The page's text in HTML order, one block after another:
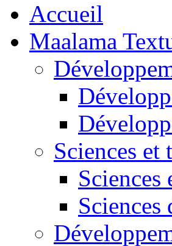
Accueil
Maalama
Sciences et
Sciences